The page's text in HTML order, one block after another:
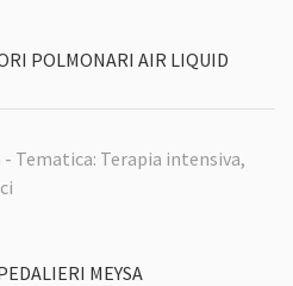
POLMONARI AIR LIQUID
- Tematica: Terapia intensiva,
MEYSA